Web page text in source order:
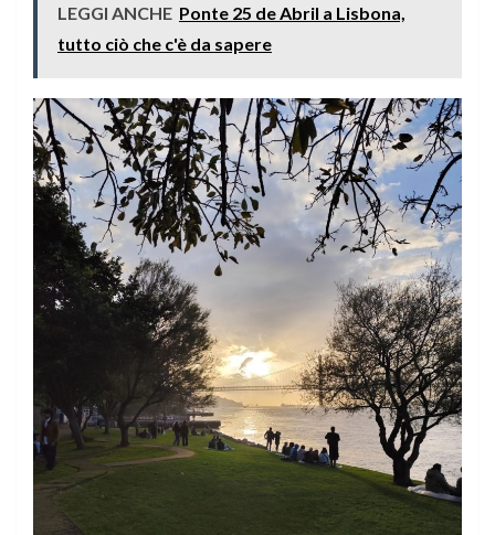
LEGGI ANCHE Ponte 25 de Abril a Lisbona,
tutto ciò che c'è da sapere